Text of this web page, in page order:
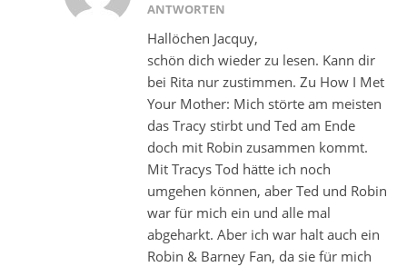
ANTWORTEN
Hallöchen Jacquy,
schön dich wieder zu lesen. Kann dir
bei Rita nur zustimmen. Zu How I Met
Your Mother: Mich störte am meisten
das Tracy stirbt und Ted am Ende
doch mit Robin zusammen kommt.
Mit Tracys Tod hätte ich noch
umgehen können, aber Ted und Robin
war für mich ein und alle mal
abgeharkt. Aber ich war halt auch ein
Robin & Barney Fan, da sie für mich